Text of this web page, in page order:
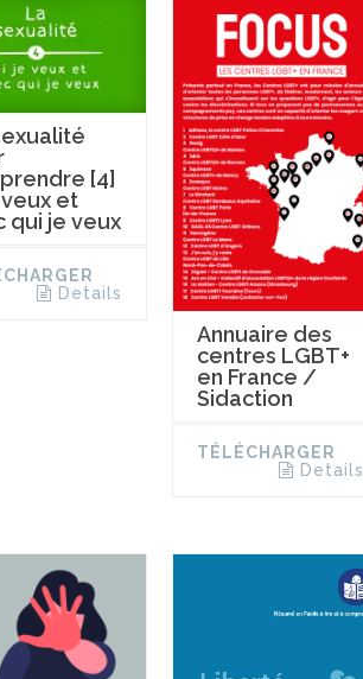
[4]
veux et
qui je veux
Details
Annuaire des
centres LGBT+
en France /
Sidaction
TÉLÉCHARGER
Details